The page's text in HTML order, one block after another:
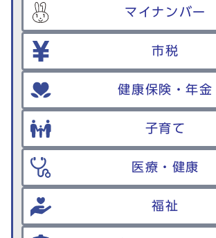
マイナンバー
市税
健康保険・年金
子育て
医療・健康
福祉